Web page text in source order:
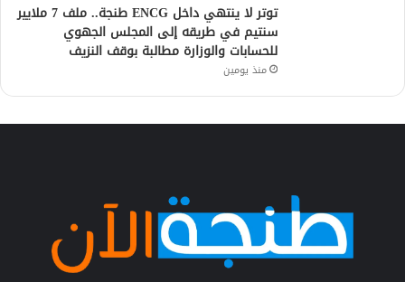
توتر لا ينتهي داخل ENCG طنجة.. ملف 7 ملايير
سنتيم في طريقه إلى المجلس الجهوي
للحسابات والوزارة مطالبة بوقف النزيف
منذ يومين